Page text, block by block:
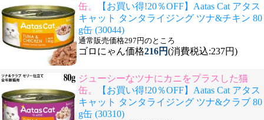
缶。
【お買い得!20％OFF】Aatas Cat アタス
キャット タンタライジング ツナ&チキン 80
g缶 (30044)
通常販売価格297円のところ
ゴロにゃん価格216円(消費税込:237円)
ジューシーなツナにカニをプラスした猫
缶。
【お買い得!20％OFF】Aatas Cat アタス
キャット タンタライジング ツナ&クラブ 80
g缶 (30310)